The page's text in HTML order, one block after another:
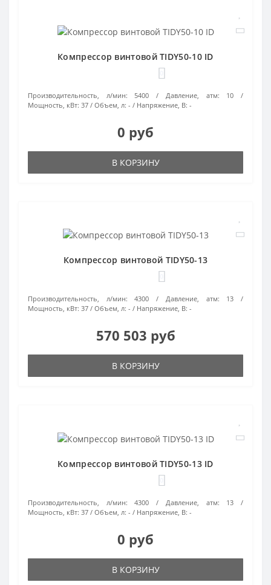
Компрессор винтовой TIDY50-10 ID
Производительность, л/мин: 5400 Давление, атм:
10
Мощность, кВт: 37 Объем, л: - Напряжение, В: -
0 руб
В КОРЗИНУ
Компрессор винтовой TIDY50-13
Производительность, л/мин: 4300 Давление, атм:
13
Мощность, кВт: 37 Объем, л: - Напряжение, В: -
570 503 руб
В КОРЗИНУ
Компрессор винтовой TIDY50-13 ID
Производительность, л/мин: 4300 Давление, атм:
13
Мощность, кВт: 37 Объем, л: - Напряжение, В: -
0 руб
В КОРЗИНУ